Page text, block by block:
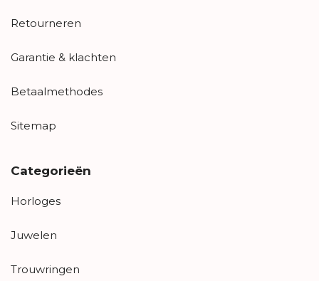
Retourneren
Garantie & klachten
Betaalmethodes
Sitemap
Categorieën
Horloges
Juwelen
Trouwringen